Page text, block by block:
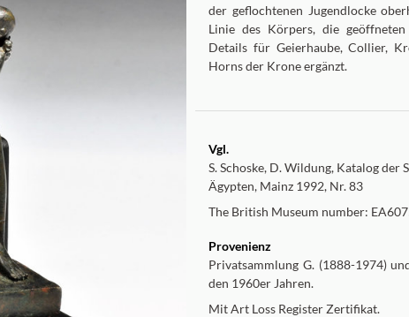
der geflochtenen Jugendlocke
Linie des Körpers, die
Details für Geierhaube, Collier,
Horns der Krone ergänzt.
Vgl.
S. Schoske, D. Wildung, Katalog
Ägypten, Mainz 1992, Nr. 83
The British Museum number:
Provenienz
Privatsammlung G. (1888-1974)
den 1960er Jahren.
Mit Art Loss Register Zertifikat.